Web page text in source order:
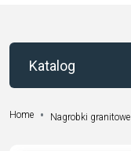
Katalog
Home Nagrobki granitowe